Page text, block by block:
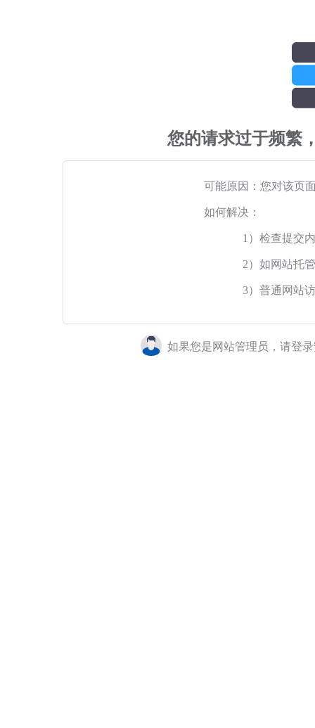
您的请求过于频繁
可能原因：您对该页
如何解决：
1）检查提交
2）如网站托
3）普通网站
如果您是网站管理员，请登